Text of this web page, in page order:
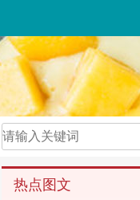
热点图文